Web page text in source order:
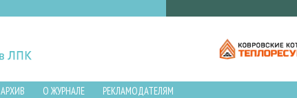
АРХИВ О ЖУРНАЛЕ
РЕКЛАМОДАТЕЛЯМ